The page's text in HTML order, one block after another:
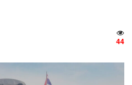
44